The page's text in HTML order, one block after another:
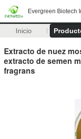
Evergreen Biotech
Inicio
Extracto de nuez
extracto de semen
fragrans